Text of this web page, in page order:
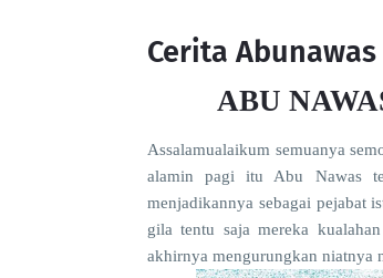
Cerita
ABU
Assalamualaikum semuanya
alamin pagi itu Abu Nawas
menjadikannya sebagai pejabat
gila tentu saja mereka
akhirnya mengurungkan niatnya